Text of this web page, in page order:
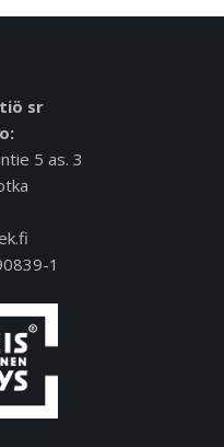
sr
5 as. 3
1